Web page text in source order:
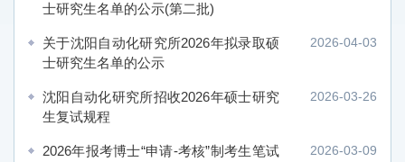
士研究生名单的公示(第二批)
关于沈阳自动化研究所2026年拟录取硕
士研究生名单的公示
2026-04-03
沈阳自动化研究所招收2026年硕士研究
生复试规程
2026-03-26
2026年报考博士“申请-考核”制考生笔试
2026-03-09